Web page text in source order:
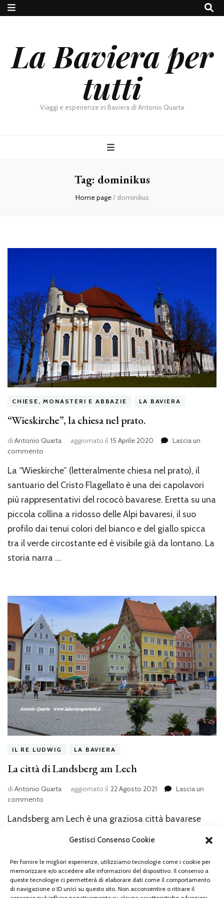
Gestisci Consenso Cookie
Per fornire le migliori esperienze, utilizziamo tecnologie come i cookie per
memorizzare e/o accedere alle informazioni del dispositivo. Il consenso a
queste tecnologie ci permetterà di elaborare dati come il comportamento
di navigazione o ID unici su questo sito. Non acconsentire o ritirare il
La Baviera per
tutti
Viaggi e esperienze in Baviera di Antonio Quarta
Tag: dominikus
Home page/ dominikus
CHIESE, MONASTERI E ABBAZIE LA BAVIERA
“Wieskirche”, la chiesa nel prato.
di Antonio Quarta aggiornato il 15 Aprile 2020
Lascia un
commento
la
chiesa
prato.
La “Wieskirche” (letteralmente chiesa nel prato), il
santuario del Cristo Flagellato è una dei capolavori
più rappresentativi del rococò bavarese. Eretta su una
piccola collina a ridosso delle Alpi bavaresi, il suo
profilo dai tenui colori del bianco e del giallo spicca
tra il verde circostante ed è visibile già da lontano. La
storia narra …
IL RE LUDWIG LA BAVIERA
La città di Landsberg am Lech
di Antonio Quarta aggiornato il 22 Agosto 2021
Lascia un
commento
città
Landsberg
Lech
Landsberg am Lech è una graziosa città bavarese
qualità della vita, conta oggi circa 28 mila abitanti.
Già molto prima della sua fondazione (XIII secolo) il
Duca Enrico il Leone (Einrich der Löwe) aveva fatto